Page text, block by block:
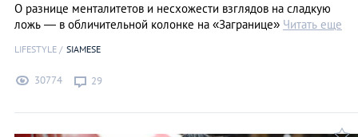
О разнице менталитетов и несхожести взглядов на сладкую
ложь — в обличительной колонке на «Загранице» Читать еще
LIFESTYLE SIAMESE
30774 29